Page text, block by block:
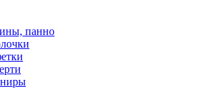
панно